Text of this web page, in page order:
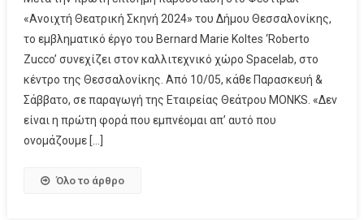
«Ανοιχτή Θεατρική Σκηνή 2024» του Δήμου Θεσσαλονίκης,
το εμβληματικό έργο του Bernard Marie Koltes ‘Roberto
Zucco’ συνεχίζει στον καλλιτεχνικό χώρο Spacelab, στο
κέντρο της Θεσσαλονίκης. Από 10/05, κάθε Παρασκευή &
Σάββατο, σε παραγωγή της Εταιρείας Θεάτρου MONKS. «Δεν
είναι η πρώτη φορά που εμπνέομαι απ’ αυτό που
ονομάζουμε […]
Όλο το άρθρο